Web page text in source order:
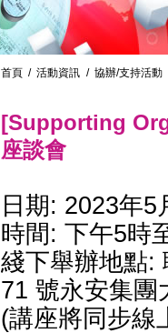
首頁 / 活動資訊 / 協辦/支持活動
[Supporting
座談會
日期: 2023年5
時間: 下午5時
綫下舉辦地點:
71 號永安集團
(講座將同步線